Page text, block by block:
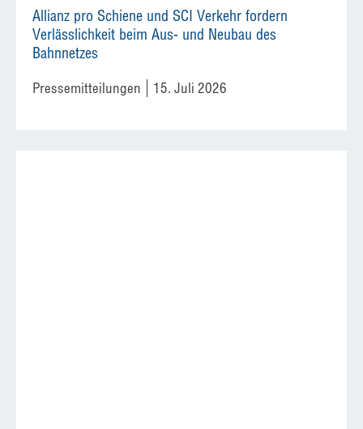
Allianz pro Schiene und SCI Verkehr fordern
Verlässlichkeit beim Aus- und Neubau des
Bahnnetzes
Pressemitteilungen 15. Juli 2026